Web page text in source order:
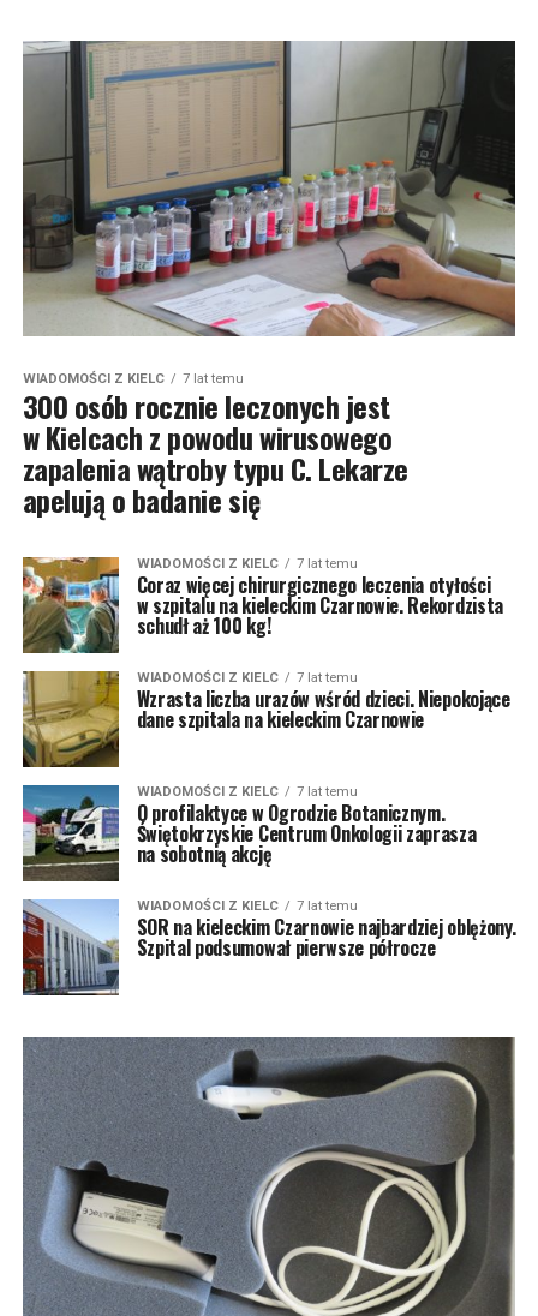
WIADOMOŚCI Z KIELC 7 lat temu
300 osób rocznie leczonych jest
w Kielcach z powodu wirusowego
zapalenia wątroby typu C. Lekarze
apelują o badanie się
WIADOMOŚCI Z KIELC 7 lat temu
Coraz więcej chirurgicznego leczenia otyłości
w szpitalu na kieleckim Czarnowie. Rekordzista
schudł aż 100 kg!
WIADOMOŚCI Z KIELC 7 lat temu
Wzrasta liczba urazów wśród dzieci. Niepokojące
dane szpitala na kieleckim Czarnowie
WIADOMOŚCI Z KIELC 7 lat temu
O profilaktyce w Ogrodzie Botanicznym.
Świętokrzyskie Centrum Onkologii zaprasza
na sobotnią akcję
WIADOMOŚCI Z KIELC 7 lat temu
SOR na kieleckim Czarnowie najbardziej oblężony.
Szpital podsumował pierwsze półrocze